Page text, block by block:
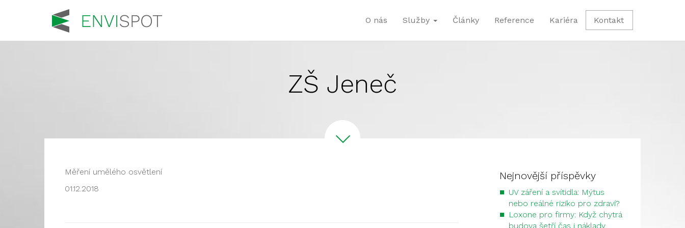
O nás Služby Články Reference Kariéra Kontakt
ZŠ Jeneč
Měření umělého osvětlení
01.12.2018
Nejnovější příspěvky
UV záření a svítidla: Mýtus
nebo reálné riziko pro zdraví?
Loxone pro firmy: Když chytrá
budova šetří čas i náklady